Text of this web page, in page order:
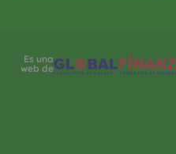
Es una
web de